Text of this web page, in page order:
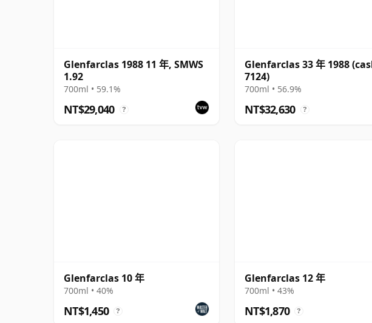
Glenfarclas 1988 11 年, SMWS
1.92
700ml • 59.1%
NT$29,040 ?
Glenfarclas 33 年 1988
7124)
700ml • 56.9%
NT$32,630 ?
Glenfarclas 10 年
700ml • 40%
NT$1,450 ?
Glenfarclas 12 年
700ml • 43%
NT$1,870 ?